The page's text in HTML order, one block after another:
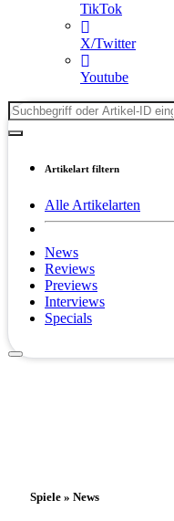
TikTok
X/Twitter
Youtube
Artikelart filtern
Alle Artikelarten
News
Reviews
Previews
Interviews
Specials
Spiele » News